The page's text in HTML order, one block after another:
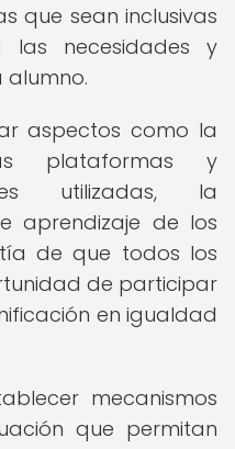
que sean inclusivas
necesidades y
aspectos como la
plataformas y
utilizadas, la
aprendizaje de los
de que todos los
de participar
en igualdad
mecanismos
que permitan